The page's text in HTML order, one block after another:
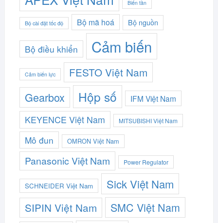
Biến tần
Bộ cài đặt tốc độ Bộ mã hoá Bộ nguồn
Bộ điều khiển Cảm biến
Cảm biến lực FESTO Việt Nam
Gearbox Hộp số IFM Việt Nam
KEYENCE Việt Nam MITSUBISHI Việt Nam
Mô đun OMRON Việt Nam
Panasonic Việt Nam Power Regulator
SCHNEIDER Việt Nam Sick Việt Nam
SIPIN Việt Nam SMC Việt Nam